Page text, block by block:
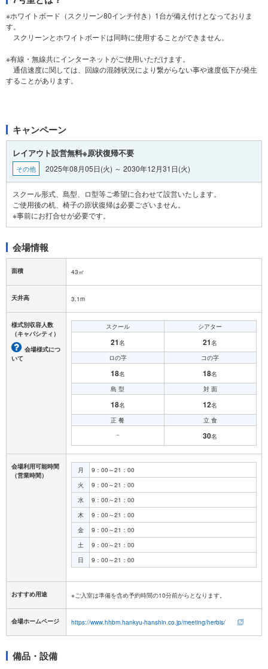
※ホワイトボード（スクリーン80インチ付き）1台が備え付けとなっておりま
す。
スクリーンとホワイトボードは同時に使用することができません。
※有線・無線共にインターネットがご使用いただけます。
通信速度に関しては、回線の混雑状況により繋がらない事や速度低下が発生
することがあります。
キャンペーン
レイアウト設営無料※原状復帰不要
その他 2025年08月05日(火) ～ 2030年12月31日(火)
スクール形式、島型、ロ型等ご希望に合わせて設営いたします。
ご使用後の机、椅子の原状復帰は必要ございません。
会場情報
面積 43㎡
天井高 3.1m
様式別収容人数
（キャパシティ）
会場様式につ
いて
スクール
21名
シアター
21名
ロの字
18名
コの字
18名
島 型
18名
対 面
12名
正 餐
－
立 食
30名
会場利用可能時間
（営業時間）
月
9：00～21：00
火
9：00～21：00
水
9：00～21：00
木
9：00～21：00
金
9：00～21：00
土
9：00～21：00
日
9：00～21：00
おすすめ用途 ※ご入室は準備を含め予約時間の10分前からとなります。
会場ホームページ https://www.hhbm.hankyu-hanshin.co.jp/meeting/herbis/
備品・設備